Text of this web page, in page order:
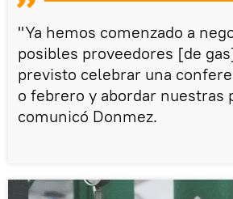
"Ya hemos comenzado a
posibles proveedores [de
previsto celebrar una
o febrero y abordar nuestras
comunicó Donmez.